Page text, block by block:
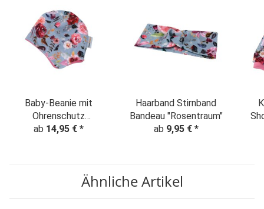
Baby-Beanie mit
Ohrenschutz
"Rosentraum"
ab 14,95 € *
Haarband Stirnband
Bandeau "Rosentraum"
ab 9,95 € *
Ähnliche Artikel